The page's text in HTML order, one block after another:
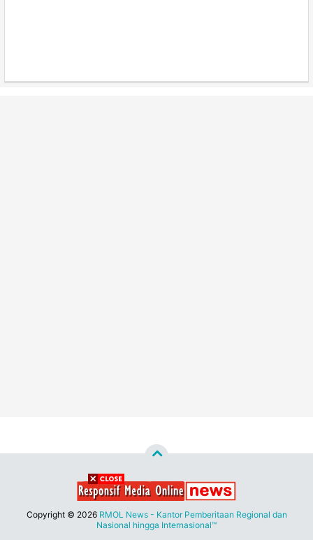
Copyright © 2026 RMOL News - Kantor Pemberitaan Regional dan
Nasional hingga Internasional™